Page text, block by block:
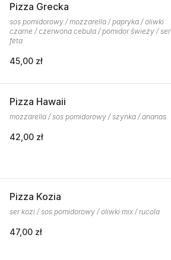
Pizza Grecka
sos pomidorowy / mozzarella / papryka / oliwki
czarne / czerwona cebula / pomidor świeży / ser
feta
45,00 zł
Pizza Hawaii
mozzarella / sos pomidorowy / szynka / ananas
42,00 zł
Pizza Kozia
ser kozi / sos pomidorowy / oliwki mix / rucola
47,00 zł